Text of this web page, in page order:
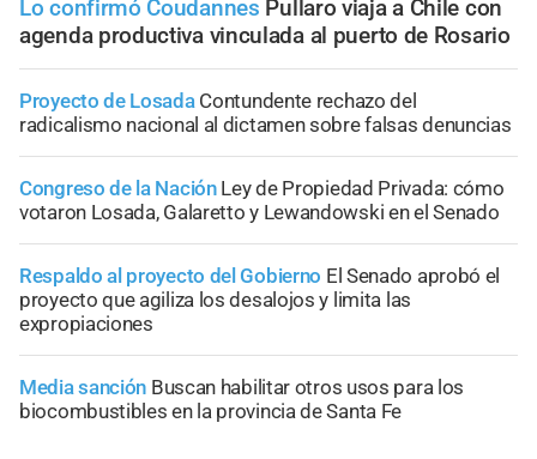
Lo confirmó Coudannes Pullaro viaja a Chile con
agenda productiva vinculada al puerto de Rosario
Proyecto de Losada Contundente rechazo del
radicalismo nacional al dictamen sobre falsas denuncias
Congreso de la Nación Ley de Propiedad Privada: cómo
votaron Losada, Galaretto y Lewandowski en el Senado
Respaldo al proyecto del Gobierno El Senado aprobó el
proyecto que agiliza los desalojos y limita las
expropiaciones
Media sanción Buscan habilitar otros usos para los
biocombustibles en la provincia de Santa Fe